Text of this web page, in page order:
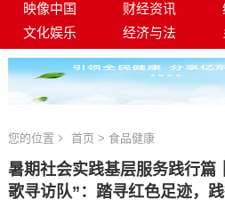
映像中国
财经资讯
文化娱乐
经济与法
您的位置 首页 > 食品健康
暑期社会实践基层服务践行篇
歌寻访队”：踏寻红色足迹，